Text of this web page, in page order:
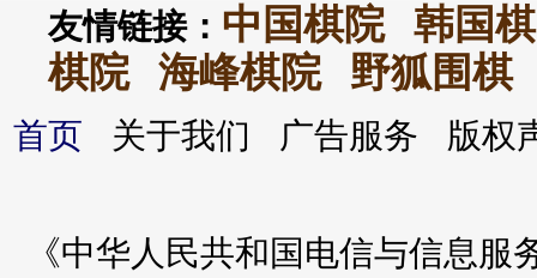
友情链接： 中国棋院
韩国
棋院
海峰棋院 野狐围棋
首页 关于我们 广告服务 版
《中华人民共和国电信与信息